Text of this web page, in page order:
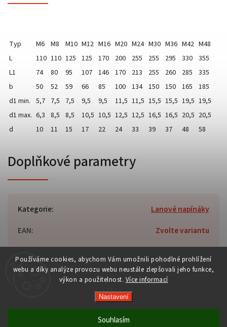
Používáme cookies, abychom Vám umožnili pohodlné prohlížení
webu a díky analýze provozu webu neustále zlepšovali jeho funkce,
výkon a použitelnost. Více informací
Nastavení
Souhlasím
Typ M6 M8 M10 M12 M16 M20 M24 M30 M36 M42 M48
L
110 110 125 125 170 200 255 255 295 330 355
L1
74 80 95 107 146 170 213 255 260 285
335
b
50 52 59 66 85 100 134 150 150 165
185
d1 min. 5,7 7,5 7,5 9,5 9,5 11,5 11,5 15,5 15,5 19,5 19,5
d1 max. 6,3 8,5 8,5 10,5 10,5 12,5 12,5 16,5 16,5 20,5 20,5
d
10 11 15 17 22 24 33 39 37 48 58
Doplňkové parametry
Kategorie:
Lanové napínáky
EAN: Zvolte variantu
Copyright 2026rc-tech.cz. Všechna práva vyhrazena.
VytvořilShoptet| Design